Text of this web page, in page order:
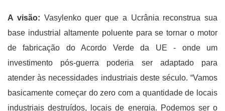
A visão: Vasylenko quer que a Ucrânia reconstrua sua
base industrial altamente poluente para se tornar o motor
de fabricação do Acordo Verde da UE - onde um
investimento pós-guerra poderia ser adaptado para
atender às necessidades industriais deste século. “Vamos
basicamente começar do zero com a quantidade de locais
industriais destruídos, locais de energia. Podemos ser o